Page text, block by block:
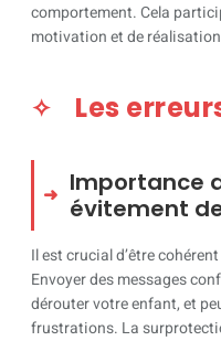
comportement. Cela
motivation et de
Les
Importance
évitement
Il est crucial d’être
Envoyer des messages
dérouter votre enfant, et
frustrations. La